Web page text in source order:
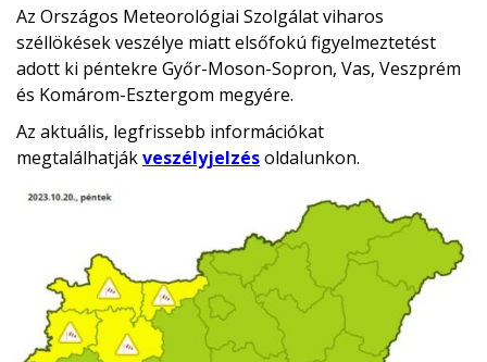
Az Országos Meteorológiai Szolgálat viharos
széllökések veszélye miatt elsőfokú figyelmeztetést
adott ki péntekre Győr-Moson-Sopron, Vas, Veszprém
és Komárom-Esztergom megyére.
Az aktuális, legfrissebb információkat
megtalálhatjákveszélyjelzésoldalunkon.